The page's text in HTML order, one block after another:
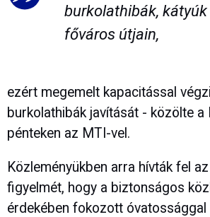
burkolathibák,
főváros útjain,
ezért megemelt kapacitással
burkolathibák javítását - közölte a
pénteken az MTI-vel.
Közleményükben arra hívták fel
figyelmét, hogy a biztonságos
érdekében fokozott óvatossággal